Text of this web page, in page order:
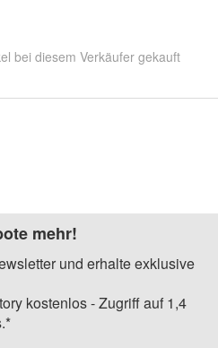
bei diesem Verkäufer gekauft
mehr!
und erhalte exklusive
kostenlos - Zugriff auf 1,4